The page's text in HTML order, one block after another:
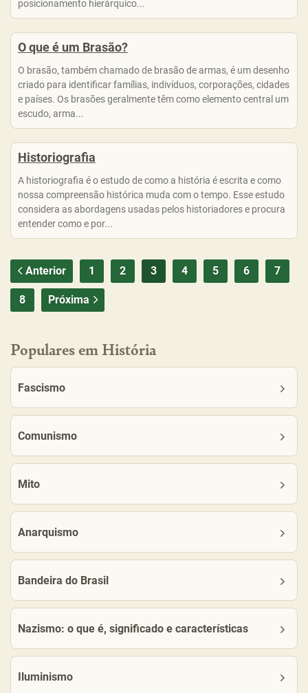
posicionamento hierárquico...
O que é um Brasão?
O brasão, também chamado de brasão de armas, é um desenho
criado para identificar famílias, indivíduos, corporações, cidades
e países. Os brasões geralmente têm como elemento central um
escudo, arma...
Historiografia
A historiografia é o estudo de como a história é escrita e como
nossa compreensão histórica muda com o tempo. Esse estudo
considera as abordagens usadas pelos historiadores e procura
entender como e por...
Anterior 1 2 3 4 5 6 7
8 Próxima
Populares em História
Fascismo
Comunismo
Mito
Anarquismo
Bandeira do Brasil
Nazismo: o que é, significado e características
Iluminismo